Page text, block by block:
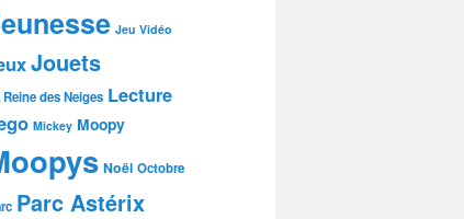
Jeu Vidéo
Jouets
Reine des Neiges Lecture
Mickey Moopy
Noël Octobre
Parc Astérix